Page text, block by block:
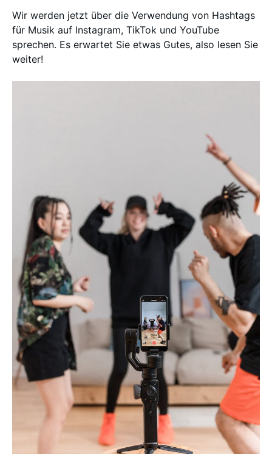
Wir werden jetzt über die Verwendung von Hashtags
für Musik auf Instagram, TikTok und YouTube
sprechen. Es erwartet Sie etwas Gutes, also lesen Sie
weiter!